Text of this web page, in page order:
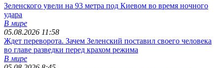
Зеленского увели на 93 метра под Киевом во время ночного
удара
В мире
05.08.2026 11:58
Ждет переворота. Зачем Зеленский поставил своего человека
во главе разведки перед крахом режима
В мире